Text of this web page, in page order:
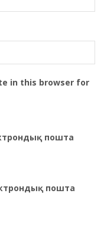
in this browser for
пошта
пошта